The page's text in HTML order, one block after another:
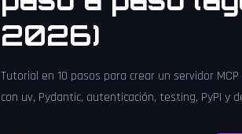
2026)
Tutorial en 10 pasos para crear un servidor
con uv, Pydantic, autenticación, testing, PyPI y